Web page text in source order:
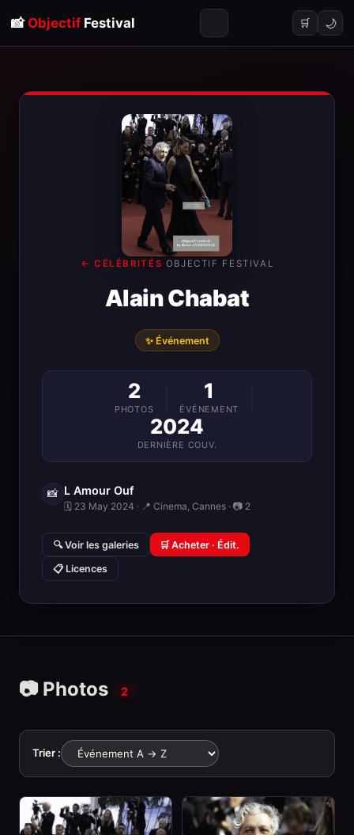
📸 ObjectifFestival 🛒 🌙
← CÉLÉBRITÉS· OBJECTIF FESTIVAL
Alain Chabat
✨ Événement
2
PHOTOS
1
ÉVÉNEMENT
2024
DERNIÈRE COUV.
📸 L Amour Ouf
🗓 23 May 2024 · 📍 Cinema, Cannes · 📷 2
🔍 Voir les galeries 🛒 Acheter · Édit.
📋 Licences
📷 Photos 2
Trier :